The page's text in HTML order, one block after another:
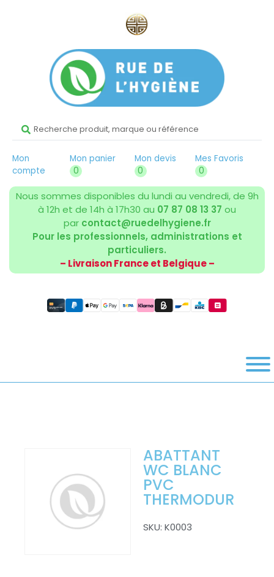
Mon
compte
Mon panier
0
Mon devis
0
Mes Favoris
0
Nous sommes disponibles du lundi au vendredi, de 9h
à 12h et de 14h à 17h30 au 07 87 08 13 37 ou
par contact@ruedelhygiene.fr
Pour les professionnels, administrations et
particuliers.
– Livraison France et Belgique –
ABATTANT
WC BLANC
PVC
THERMODUR
SKU: K0003